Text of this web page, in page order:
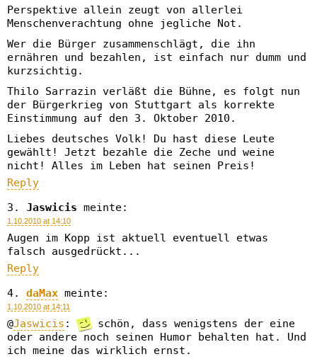
Perspektive allein zeugt von allerlei
Menschenverachtung ohne jegliche Not.
Wer die Bürger zusammenschlägt, die ihn
ernähren und bezahlen, ist einfach nur dumm und
kurzsichtig.
Thilo Sarrazin verläßt die Bühne, es folgt nun
der Bürgerkrieg von Stuttgart als korrekte
Einstimmung auf den 3. Oktober 2010.
Liebes deutsches Volk! Du hast diese Leute
gewählt! Jetzt bezahle die Zeche und weine
nicht! Alles im Leben hat seinen Preis!
Reply
Jaswicis meinte:
1.10.2010 at 14:10
Augen im Kopp ist aktuell eventuell etwas
falsch ausgedrückt...
Reply
daMax meinte:
1.10.2010 at 14:11
@Jaswicis :
schön, dass wenigstens der eine
oder andere noch seinen Humor behalten hat. Und
ich meine das wirklich ernst.